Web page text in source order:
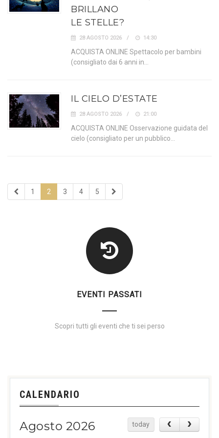
BRILLANO
LE STELLE?
28 AGOSTO 2026 14:30
ACQUISTA ONLINE Spettacolo per bambini
(consigliato dai 6 anni in…
IL CIELO D’ESTATE
28 AGOSTO 2026 21:00
ACQUISTA ONLINE Osservazione guidata del
cielo (consigliato per un pubblico…
1 2 3 4 5
EVENTI PASSATI
Scopri tutti gli eventi che ti sei perso
CALENDARIO
Agosto 2026 today